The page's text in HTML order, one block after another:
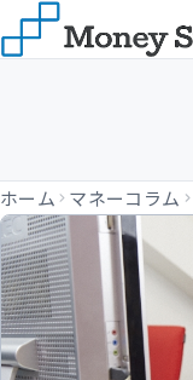
ホーム マネーコラム